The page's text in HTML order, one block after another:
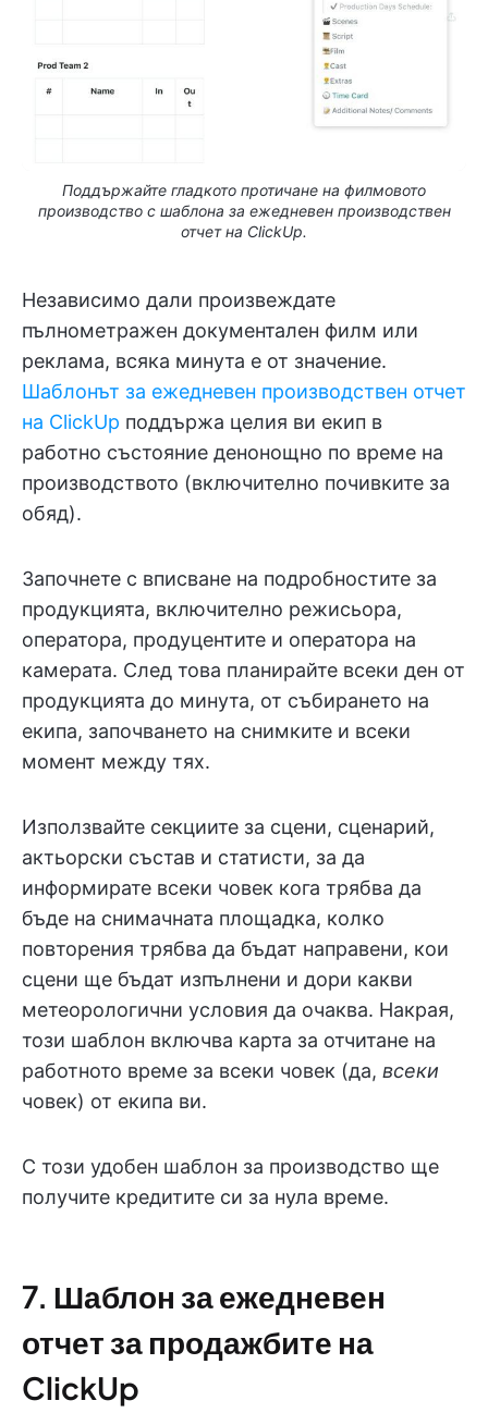
Поддържайте гладкото протичане на филмовото
производство с шаблона за ежедневен производствен
отчет на ClickUp.
Независимо дали произвеждате
пълнометражен документален филм или
реклама, всяка минута е от значение.
Шаблонът за ежедневен производствен отчет
на ClickUp поддържа целия ви екип в
работно състояние денонощно по време на
производството (включително почивките за
обяд).
Започнете с вписване на подробностите за
продукцията, включително режисьора,
оператора, продуцентите и оператора на
камерата. След това планирайте всеки ден от
продукцията до минута, от събирането на
екипа, започването на снимките и всеки
момент между тях.
Използвайте секциите за сцени, сценарий,
актьорски състав и статисти, за да
информирате всеки човек кога трябва да
бъде на снимачната площадка, колко
повторения трябва да бъдат направени, кои
сцени ще бъдат изпълнени и дори какви
метеорологични условия да очаква. Накрая,
този шаблон включва карта за отчитане на
работното време за всеки човек (да, всеки
човек) от екипа ви.
С този удобен шаблон за производство ще
получите кредитите си за нула време.
7. Шаблон за ежедневен
отчет за продажбите на
ClickUp